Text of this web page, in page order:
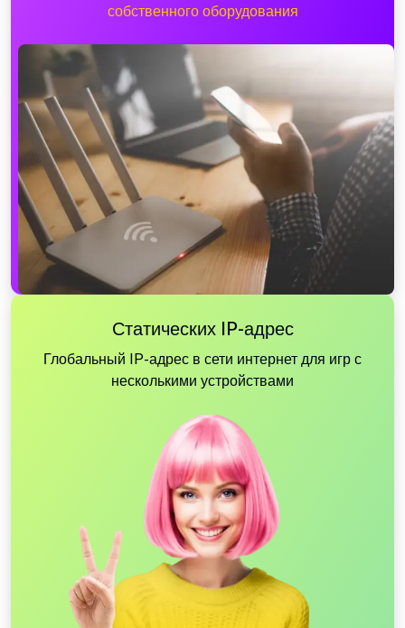
собственного оборудования
Статических IP-адрес
Глобальный IP-адрес в сети интернет для игр с
несколькими устройствами